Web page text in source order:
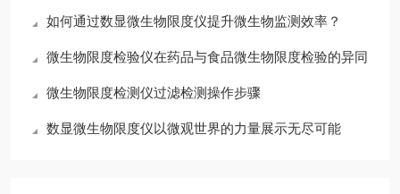
如何通过数显微生物限度仪提升微生物监测效率？
微生物限度检验仪在药品与食品微生物限度检验的异同
微生物限度检测仪过滤检测操作步骤
数显微生物限度仪以微观世界的力量展示无尽可能